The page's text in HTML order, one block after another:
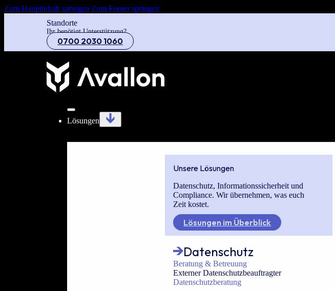
Zum Hauptinhalt springen Zum Footer springen
Standorte
Ihr benötigt Unterstützung?
0700 2030 1060
Lösungen
Unsere Lösungen
Datenschutz, Informationssicherheit und
Compliance. Wir übernehmen, was euch
Zeit kostet.
Lösungen im Überblick
Datenschutz
Beratung & Betreuung
Externer Datenschutzbeauftragter
Datenschutzberatung